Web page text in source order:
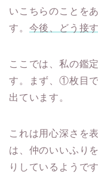
いこちらのことを
す。 今後、どう接
ここでは、私の鑑
す。まず、①枚目
出ています。
これは用心深さを
は、仲のいいふり
りしているようで